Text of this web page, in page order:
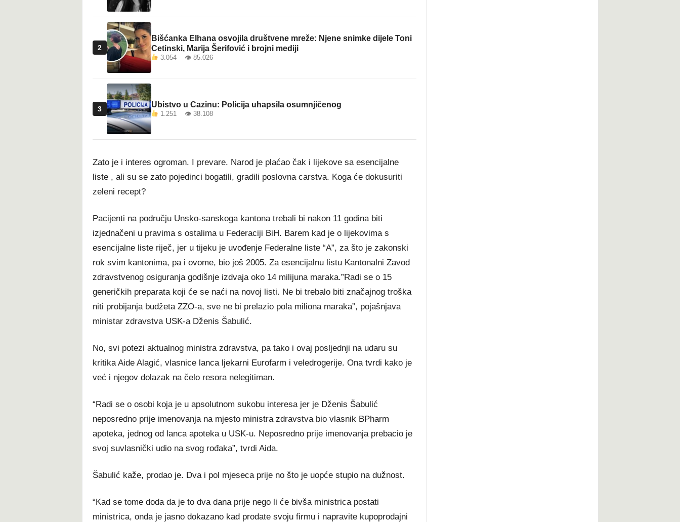
2
Bišćanka Elhana osvojila društvene mreže: Njene snimke dijele Toni
Cetinski, Marija Šerifović i brojni mediji
3.054 👁 85.026
3 Ubistvo u Cazinu: Policija uhapsila osumnjičenog
1.251 👁 38.108
Zato je i interes ogroman. I prevare. Narod je plaćao čak i lijekove sa esencijalne
liste , ali su se zato pojedinci bogatili, gradili poslovna carstva. Koga će dokusuriti
zeleni recept?
Pacijenti na području Unsko-sanskoga kantona trebali bi nakon 11 godina biti
izjednačeni u pravima s ostalima u Federaciji BiH. Barem kad je o lijekovima s
esencijalne liste riječ, jer u tijeku je uvođenje Federalne liste “A”, za što je zakonski
rok svim kantonima, pa i ovome, bio još 2005. Za esencijalnu listu Kantonalni Zavod
zdravstvenog osiguranja godišnje izdvaja oko 14 milijuna maraka.”Radi se o 15
generičkih preparata koji će se naći na novoj listi. Ne bi trebalo biti značajnog troška
niti probijanja budžeta ZZO-a, sve ne bi prelazio pola miliona maraka”, pojašnjava
ministar zdravstva USK-a Dženis Šabulić.
No, svi potezi aktualnog ministra zdravstva, pa tako i ovaj posljednji na udaru su
kritika Aide Alagić, vlasnice lanca ljekarni Eurofarm i veledrogerije. Ona tvrdi kako je
već i njegov dolazak na čelo resora nelegitiman.
“Radi se o osobi koja je u apsolutnom sukobu interesa jer je Dženis Šabulić
neposredno prije imenovanja na mjesto ministra zdravstva bio vlasnik BPharm
apoteka, jednog od lanca apoteka u USK-u. Neposredno prije imenovanja prebacio je
svoj suvlasnički udio na svog rođaka”, tvrdi Aida.
Šabulić kaže, prodao je. Dva i pol mjeseca prije no što je uopće stupio na dužnost.
“Kad se tome doda da je to dva dana prije nego li će bivša ministrica postati
ministrica, onda je jasno dokazano kad prodate svoju firmu i napravite kupoprodajni